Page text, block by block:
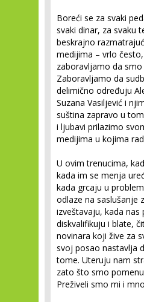
Boreći se za svaki
svaki dinar, za svaku
beskrajno
medijima – vrlo
zaboravljamo da
Zaboravljamo da
delimično određuju
Suzana Vasiljević i
suština zapravo u
i ljubavi prilazimo
medijima u kojima
U ovim trenucima,
kada im se menja
kada grcaju u
odlaze na saslušanje
izveštavaju, kada nas
diskvalifikuju i blate,
novinara koji žive za
svoj posao nastavlja
tome. Uteruju nam
zato što smo
Preživeli smo mi i